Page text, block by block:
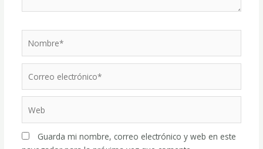
electrónico*
Guarda mi nombre, correo electrónico y web en este